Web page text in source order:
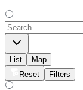
List
Map
Reset
Filters